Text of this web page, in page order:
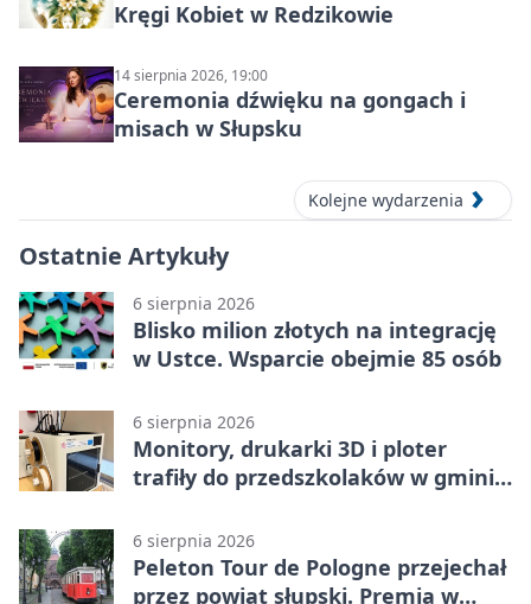
Kręgi Kobiet w Redzikowie
14 sierpnia 2026, 19:00
Ceremonia dźwięku na gongach i
misach w Słupsku
Kolejne wydarzenia
Ostatnie Artykuły
6 sierpnia 2026
Blisko milion złotych na integrację
w Ustce. Wsparcie obejmie 85 osób
6 sierpnia 2026
Monitory, drukarki 3D i ploter
trafiły do przedszkolaków w gminie
6 sierpnia 2026
Peleton Tour de Pologne przejechał
przez powiat słupski. Premia w